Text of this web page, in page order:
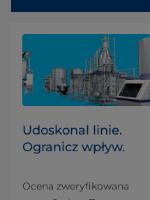
Udoskonal linie.
Ogranicz wpływ.
Ocena zweryfikowana